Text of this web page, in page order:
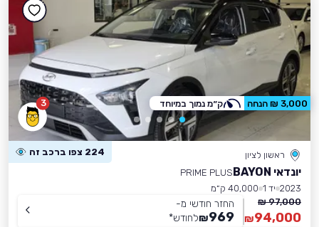
3
ראשון לציון 224 צפו ברכב זה
יונדאי BAYON
PRIME PLUS
2023 יד 1
40,000 ק״מ
97,000 ₪
94,000
₪
החזר חודשי מ-
969
₪לחודש*
3,000 ₪ הנחה ק״מ נמוך במיוחד